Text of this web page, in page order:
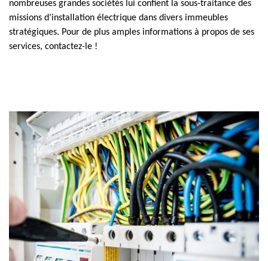
nombreuses grandes sociétés lui confient la sous-traitance des
missions d’installation électrique dans divers immeubles
stratégiques. Pour de plus amples informations à propos de ses
services, contactez-le !